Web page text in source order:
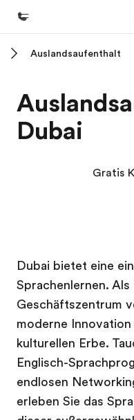
Programme
Alle Programme ansehen
Karriere
Werde Teil unseres Teams
Auslandsaufenthalt
Dubai
Gratis
Dubai bietet eine
Sprachenlernen.
Geschäftszentrum
moderne
kulturellen Erbe.
Englisch-
endlosen
erleben Sie das